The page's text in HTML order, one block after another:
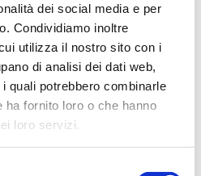
dei social media e per
Condividiamo inoltre
utilizza il nostro sito con i
di analisi dei dati web,
quali potrebbero combinarle
fornito loro o che hanno
loro servizi.